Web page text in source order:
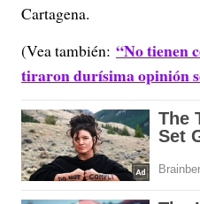
Cartagena.
(Vea también: “No tienen
tiraron durísima opinión